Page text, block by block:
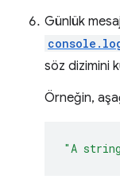
Günlük
söz dizimini
Örneğin,
"A